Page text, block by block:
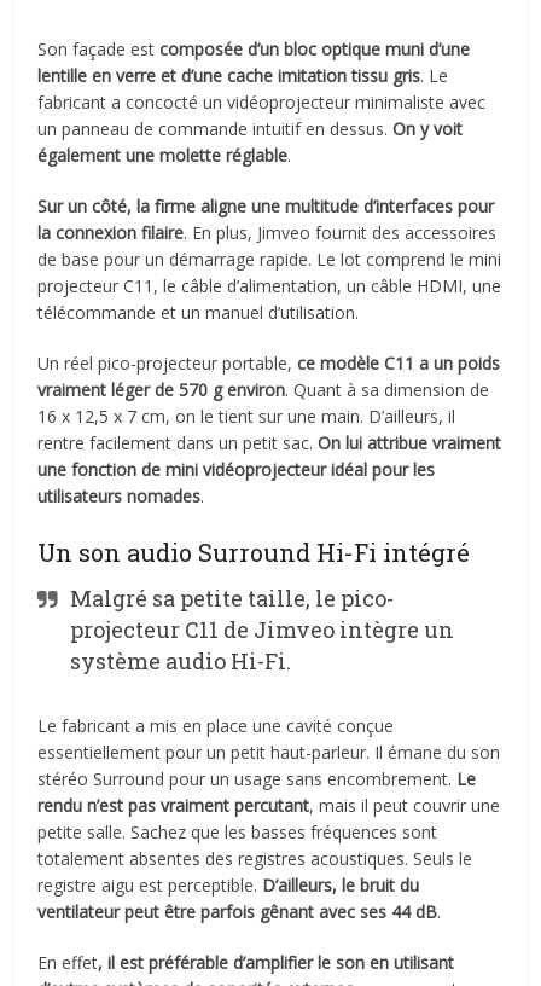
Son façade estcomposée d’un bloc optique muni d’une
lentille en verre et d’une cache imitation tissu gris. Le
fabricant a concocté un vidéoprojecteur minimaliste avec
un panneau de commande intuitif en dessus. On y voit
également une molette réglable.
Sur un côté, la firme aligne une multitude d’interfaces pour
la connexion filaire. En plus, Jimveo fournit des accessoires
de base pour un démarrage rapide. Le lot comprend le mini
projecteur C11, le câble d’alimentation, un câble HDMI, une
télécommande et un manuel d’utilisation.
Un réel pico-projecteur portable,ce modèle C11 a un poids
vraiment léger de 570 g environ. Quant à sa dimension de
16 x 12,5 x 7 cm, on le tient sur une main. D’ailleurs, il
rentre facilement dans un petit sac.On lui attribue vraiment
une fonction de mini vidéoprojecteur idéal pour les
utilisateurs nomades.
Un son audio Surround Hi-Fi intégré
Malgré sa petite taille, le pico-
projecteur C11 de Jimveo intègre un
système audio Hi-Fi.
Le fabricant a mis en place une cavité conçue
essentiellement pour un petit haut-parleur. Il émane du son
stéréo Surround pour un usage sans encombrement. Le
rendu n’est pas vraiment percutant, mais il peut couvrir une
petite salle. Sachez que les basses fréquences sont
totalement absentes des registres acoustiques. Seuls le
registre aigu est perceptible. D’ailleurs, le bruit du
ventilateur peut être parfois gênant avec ses 44 dB.
En effet, il est préférable d’amplifier le son en utilisant